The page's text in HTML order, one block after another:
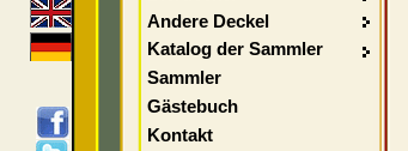
Andere Deckel
Katalog der Sammler
Sammler
Gästebuch
Kontakt